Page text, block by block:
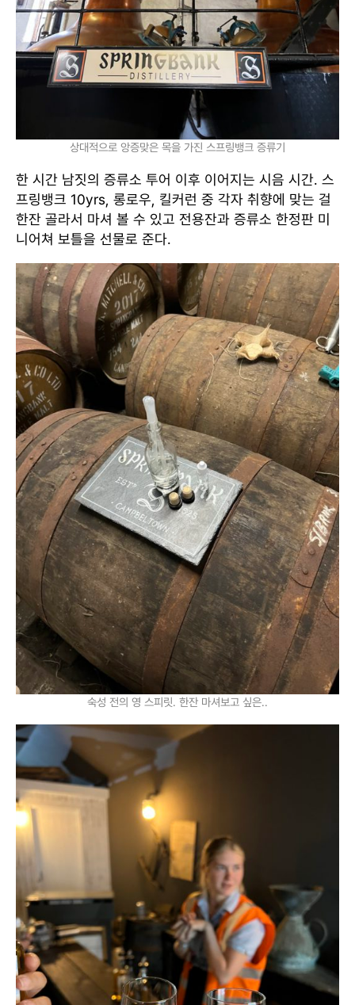
상대적으로 앙증맞은 목을 가진 스프링뱅크 증류기
한 시간 남짓의 증류소 투어 이후 이어지는 시음 시간. 스
프링뱅크 10yrs, 롱로우, 킬커런 중 각자 취향에 맞는 걸
한잔 골라서 마셔 볼 수 있고 전용잔과 증류소 한정판 미
니어쳐 보틀을 선물로 준다.
숙성 전의 영 스피릿. 한잔 마셔보고 싶은..